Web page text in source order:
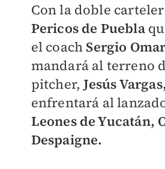
Con la doble
Pericos de Puebla
el coach Sergio
mandará al terreno
pitcher,Jesús Vargas,
enfrentará al
Leones de Yucatán,
Despaigne.